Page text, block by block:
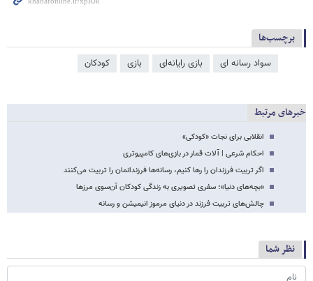
برچسب‌ها
سواد رسانه ای بازی رایانه‌ای بازی کودکان
خبرهای مرتبط
انقلابی برای نجات «کودکی»
احکام شرعی | آلات قمار در بازی‌های کامپیوتری
اگر تربیت فرزندان را رها کنیم، رسانه‌ها فرزندانمان را تربیت می‌کنند
«بچه‌های دنیا»؛ سفری تصویری به زندگی کودکان آن‌سوی مرزها
چالش‌های تربیت فرزند در دنیای مرموز انیمیشن‌ و رسانه
نظر شما